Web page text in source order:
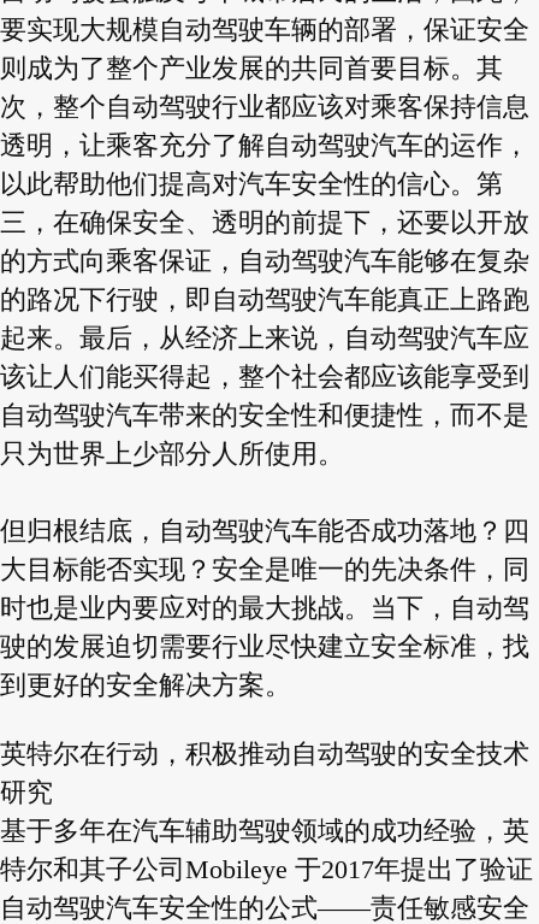
要实现大规模自动驾驶车辆的部署，保证安全
则成为了整个产业发展的共同首要目标。其
次，整个自动驾驶行业都应该对乘客保持信息
透明，让乘客充分了解自动驾驶汽车的运作，
以此帮助他们提高对汽车安全性的信心。第
三，在确保安全、透明的前提下，还要以开放
的方式向乘客保证，自动驾驶汽车能够在复杂
的路况下行驶，即自动驾驶汽车能真正上路跑
起来。最后，从经济上来说，自动驾驶汽车应
该让人们能买得起，整个社会都应该能享受到
自动驾驶汽车带来的安全性和便捷性，而不是
只为世界上少部分人所使用。
但归根结底，自动驾驶汽车能否成功落地？四
大目标能否实现？安全是唯一的先决条件，同
时也是业内要应对的最大挑战。当下，自动驾
驶的发展迫切需要行业尽快建立安全标准，找
到更好的安全解决方案。
英特尔在行动，积极推动自动驾驶的安全技术
研究
基于多年在汽车辅助驾驶领域的成功经验，英
特尔和其子公司Mobileye 于2017年提出了验证
自动驾驶汽车安全性的公式——责任敏感安全